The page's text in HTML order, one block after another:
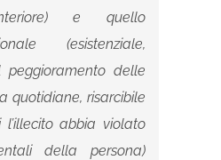
e quello
(esistenziale,
peggioramento delle
quotidiane, risarcibile
abbia violato
della persona)